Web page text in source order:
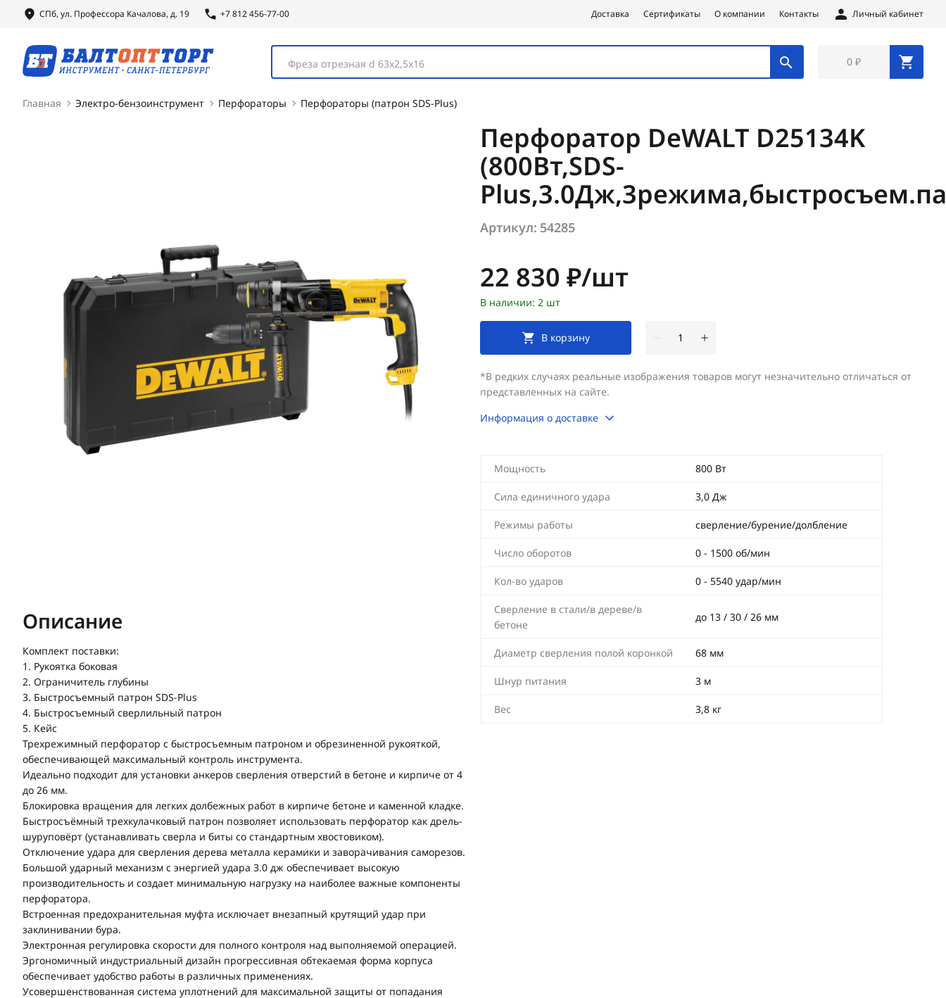
СПб, ул. Профессора Качалова, д. 19 +7 812 456-77-00 Доставка Сертификаты О компании Контакты Личный кабинет
Фреза отрезная d 63х2,5х16 0 ₽
Главная Электро-бензоинструмент Перфораторы Перфораторы (патрон SDS-Plus)
Перфоратор DeWALT D25134K
(800Вт,SDS-
Артикул: 54285
Цена:
22 830 ₽/шт
В наличии: 2 шт
В корзину
*В редких случаях реальные изображения товаров могут незначительно отличаться от
представленных на сайте.
Информация о доставке
Мощность 800 Вт
Сила единичного удара 3,0 Дж
Режимы работы сверление/бурение/долбление
Число оборотов 0 - 1500 об/мин
Кол-во ударов 0 - 5540 удар/мин
Сверление в стали/в дереве/в
бетоне
до 13 / 30 / 26 мм
Диаметр сверления полой коронкой 68 мм
Шнур питания 3 м
Вес 3,8 кг
Описание
Комплект поставки:
1. Рукоятка боковая
2. Ограничитель глубины
3. Быстросъемный патрон SDS-Plus
4. Быстросъемный сверлильный патрон
5. Кейс
Трехрежимный перфоратор с быстросъемным патроном и обрезиненной рукояткой,
обеспечивающей максимальный контроль инструмента.
Идеально подходит для установки анкеров сверления отверстий в бетоне и кирпиче от 4
до 26 мм.
Блокировка вращения для легких долбежных работ в кирпиче бетоне и каменной кладке.
Быстросъёмный трехкулачковый патрон позволяет использовать перфоратор как дрель-
шуруповёрт (устанавливать сверла и биты со стандартным хвостовиком).
Отключение удара для сверления дерева металла керамики и заворачивания саморезов.
Большой ударный механизм с энергией удара 3.0 дж обеспечивает высокую
производительность и создает минимальную нагрузку на наиболее важные компоненты
перфоратора.
Встроенная предохранительная муфта исключает внезапный крутящий удар при
заклинивании бура.
Электронная регулировка скорости для полного контроля над выполняемой операцией.
Эргономичный индустриальный дизайн прогрессивная обтекаемая форма корпуса
обеспечивает удобство работы в различных применениях.
Усовершенствованная система уплотнений для максимальной защиты от попадания